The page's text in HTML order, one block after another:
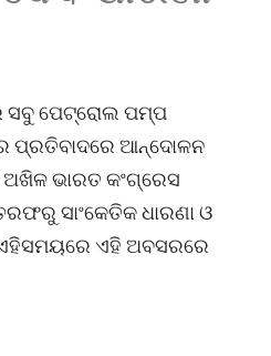
ସବୁ ପେଟ୍ରୋଲ ପମ୍ପ
ପ୍ରତିବାଦରେ ଆନ୍ଦୋଳନ
ଭାରତ କଂଗ୍ରେସ
ସାଂକେତିକ ଧାରଣା ଓ
ଏହି ଅବସରରେ